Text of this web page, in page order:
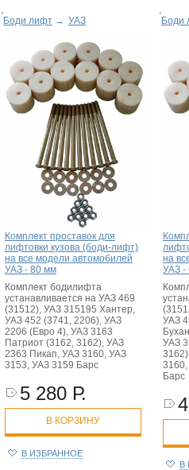
Боди лифт → УАЗ
Комплект проставок для
лифтовки кузова (боди-лифт)
на все модели автомобилей
УАЗ - 80 мм
Комплект бодилифта
устанавливается на УАЗ 469
(31512), УАЗ 315195 Хантер,
УАЗ 452 (3741, 2206), УАЗ
2206 (Евро 4), УАЗ 3163
Патриот (3162, 3162), УАЗ
2363 Пикап, УАЗ 3160, УАЗ
3153, УАЗ 3159 Барс
5 280 Р.
В КОРЗИНУ
В ИЗБРАННОЕ
Боди
на
УАЗ -
УАЗ
УАЗ
Барс
В